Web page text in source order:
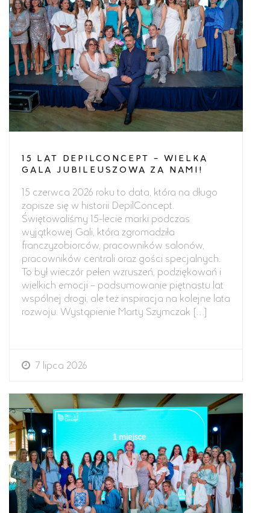
15 LAT DEPILCONCEPT – WIELKA
GALA JUBILEUSZOWA ZA NAMI!
15 czerwca 2026 roku to data, która na długo
zapisze się w historii DepilConcept.
Świętowaliśmy 15-lecie marki podczas
wyjątkowej Gali, która zgromadziła
franczyzobiorców, pracowników salonów,
pracowników centrali oraz gości specjalnych.
To był wieczór pełen wzruszeń, podziękowań i
wielkich emocji – podsumowanie piętnastu lat
wspólnej drogi, ale też inspiracja na kolejne lata
rozwoju. Wystąpienie Marty Szymczak […]
7 lipca 2026